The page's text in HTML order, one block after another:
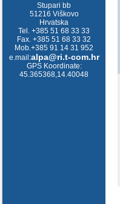
Stupari bb
51216 Viškovo
Hrvatska
Tel. +385 51 68 33 33
Fax. +385 51 68 33 32
Mob.+385 91 14 31 952
e.mail:alpa@ri.t-com.hr
GPS Koordinate:
45.365368,14.40048